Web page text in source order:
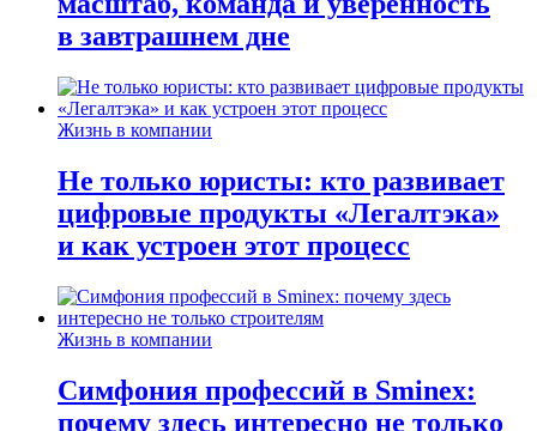
в завтрашнем дне
Жизнь в компании
Не только юристы: кто развивает
цифровые продукты «Легалтэка»
и как устроен этот процесс
Жизнь в компании
Симфония профессий в Sminex:
почему здесь интересно не только